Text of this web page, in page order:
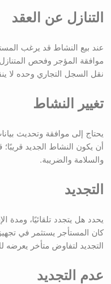
التنازل عن العقد
عند بيع النشاط قد يرغب
موافقة المؤجر وفحص
نقل السجل التجاري وحده لا
تغيير النشاط
يحتاج إلى موافقة وتحديث
أن يكون النشاط الجديد
والسلامة والضريبة.
التجديد
يحدد هل يتجدد تلقائيًا، ومدة
كان المستأجر يستثمر في
التجديد لتفاوض متأخر يعرضه
عدم التجديد